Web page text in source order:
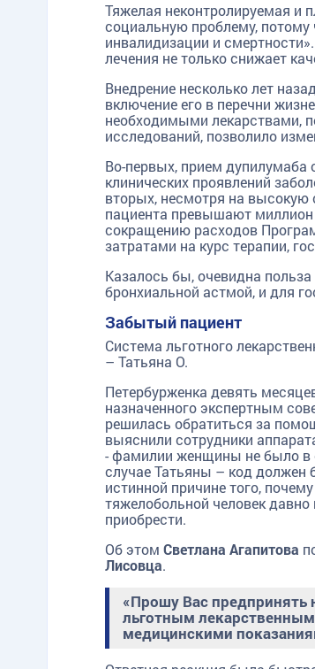
Тяжелая неконтролируемая и
социальную проблему, потому
инвалидизации и
лечения не только снижает
Внедрение несколько лет
включение его в перечни
необходимыми лекарствами,
исследований, позволило
Во-первых, прием дупилумаба
клинических проявлений
вторых, несмотря на высокую
пациента превышают миллион
сокращению расходов
затратами на курс терапии,
Казалось бы, очевидна
бронхиальной астмой, и для
Забытый пациент
Система льготного
– Татьяна О.
Петербурженка девять
назначенного экспертным
решилась обратиться за
выяснили сотрудники
- фамилии женщины не было в
случае Татьяны – код должен
истинной причине того,
тяжелобольной человек
приобрести.
Об этом Светлана Агапитова
Лисовца.
«Прошу Вас
льготным
медицинскими